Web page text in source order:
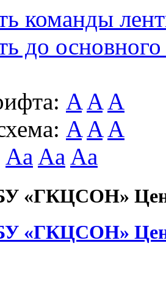
команды
до основного
A A A
A A A
Aa Aa Aa
«ГКЦСОН»
«ГКЦСОН»